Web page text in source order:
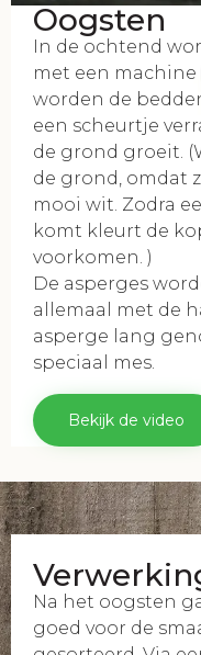
Oogsten
In de ochtend
met een machine
worden de
een scheurtje
de grond groeit.
de grond, omdat
mooi wit. Zodra
komt kleurt de
voorkomen. )
De asperges
allemaal met de
asperge lang
speciaal mes.
Bekijk de video
Na het oogsten
goed voor de